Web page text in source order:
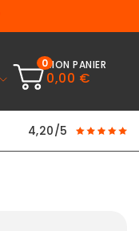
0MON PANIER
0,00 €
4,20/5